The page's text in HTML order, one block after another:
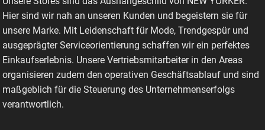
Hier sind wir nah an unseren Kunden und begeistern sie für
unsere Marke. Mit Leidenschaft für Mode, Trendgespür und
ausgeprägter Serviceorientierung schaffen wir ein perfektes
Einkaufserlebnis. Unsere Vertriebsmitarbeiter in den Areas
organisieren zudem den operativen Geschäftsablauf und sind
maßgeblich für die Steuerung des Unternehmenserfolgs
verantwortlich.